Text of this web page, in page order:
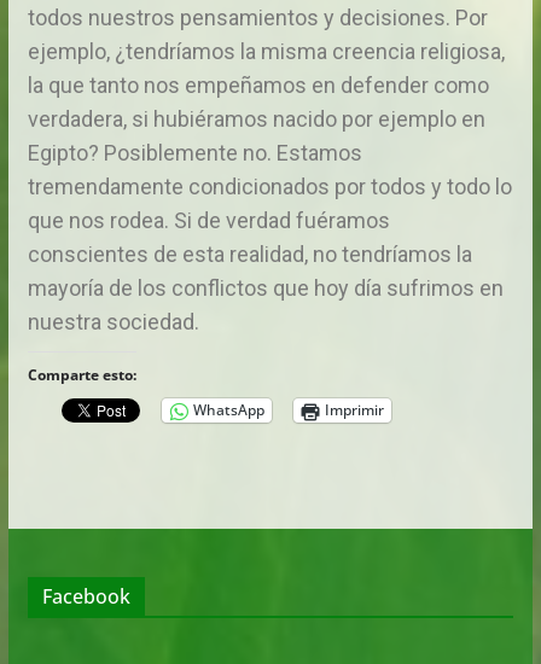
todos nuestros pensamientos y decisiones. Por
ejemplo, ¿tendríamos la misma creencia religiosa,
la que tanto nos empeñamos en defender como
verdadera, si hubiéramos nacido por ejemplo en
Egipto? Posiblemente no. Estamos
tremendamente condicionados por todos y todo lo
que nos rodea. Si de verdad fuéramos
conscientes de esta realidad, no tendríamos la
mayoría de los conflictos que hoy día sufrimos en
nuestra sociedad.
Comparte esto:
WhatsApp
Imprimir
Facebook